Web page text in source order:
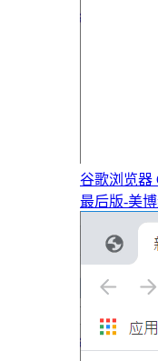
谷歌浏览器
最后版-美